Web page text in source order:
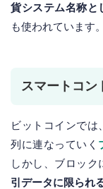
貨システム名称と
も使われています。
スマートコン
ビットコインでは
列に連なっていく
しかし、ブロック
引データに限られ